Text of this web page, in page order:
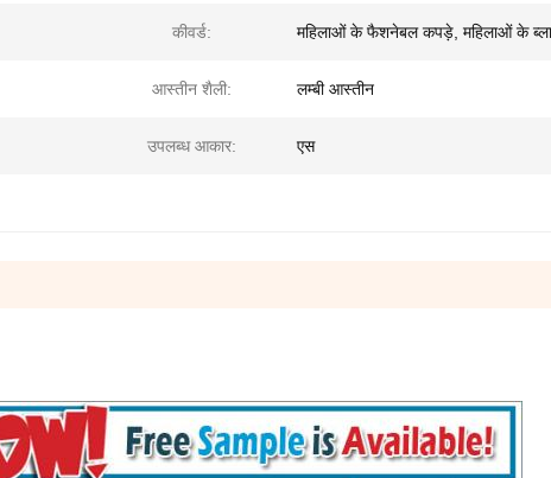
कीवर्ड: महिलाओं के फैशनेबल कपड़े, महिलाओं के
आस्तीन शैली: लम्बी आस्तीन
उपलब्ध आकार: एस